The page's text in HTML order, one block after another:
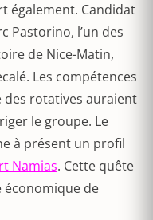
également. Candidat
Pastorino, l’un des
de Nice-Matin,
Les compétences
des rotatives auraient
le groupe. Le
à présent un profil
Namias. Cette quête
économique de